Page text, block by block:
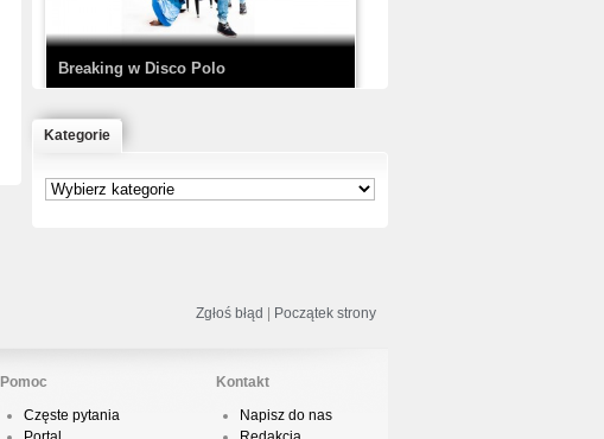
Prod. Chubeats, Scratch:…
KrisBo - Cienie
Breaking w Disco Polo
Kategorie
Zgłoś błąd | Początek strony
Pomoc
Częste pytania
Kontakt
Napisz do nas